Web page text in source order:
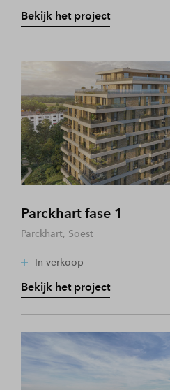
Bekijk het project
Parckhart fase 1
Parckhart, Soest
In verkoop
Bekijk het project